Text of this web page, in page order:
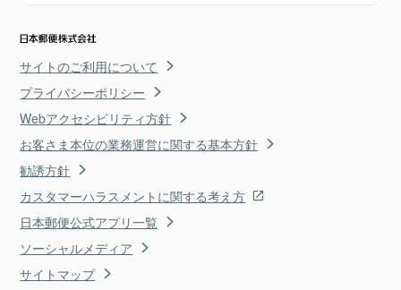
サイトのご利用について
プライバシーポリシー
Webアクセシビリティ方針
お客さま本位の業務運営に関する基本方針
勧誘方針
カスタマーハラスメントに関する考え方
日本郵便公式アプリ一覧
ソーシャルメディア
サイトマップ